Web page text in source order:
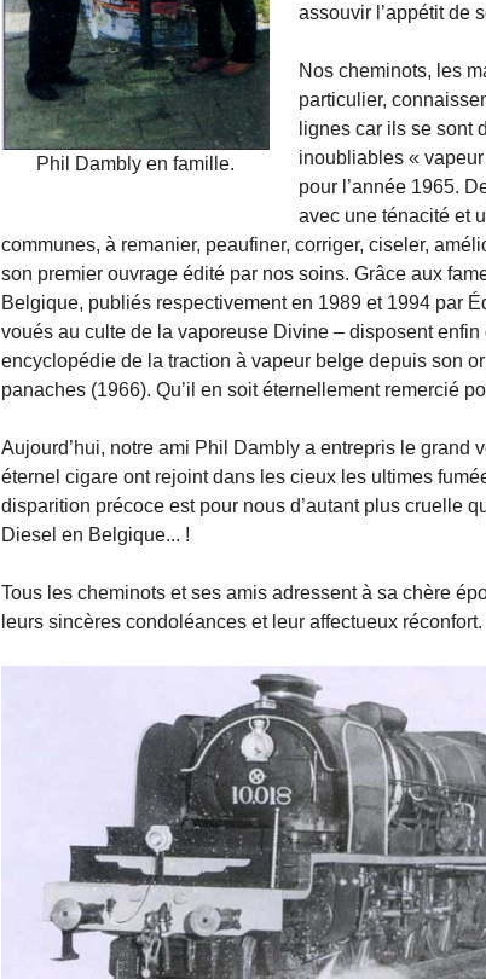
Phil Dambly en famille.
assouvir l’appétit de
Nos cheminots, les
particulier,
lignes car ils se sont
inoubliables «
pour l’année 1965.
avec une ténacité et
communes, à remanier, peaufiner, corriger, ciseler,
son premier ouvrage édité par nos soins. Grâce aux
Belgique, publiés respectivement en 1989 et 1994 par
voués au culte de la vaporeuse Divine – disposent enfin
encyclopédie de la traction à vapeur belge depuis son
panaches (1966). Qu’il en soit éternellement remercié
Aujourd’hui, notre ami Phil Dambly a entrepris le grand
éternel cigare ont rejoint dans les cieux les ultimes
disparition précoce est pour nous d’autant plus cruelle
Diesel en Belgique... !
Tous les cheminots et ses amis adressent à sa chère
leurs sincères condoléances et leur affectueux réconfort.